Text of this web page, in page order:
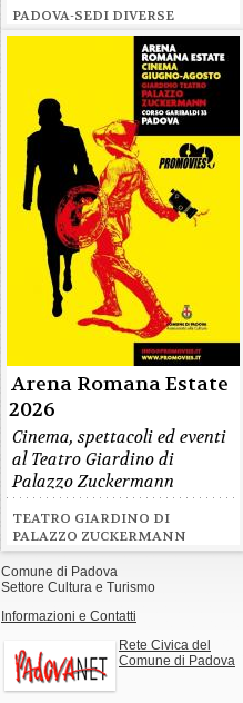
PADOVA-SEDI DIVERSE
Arena Romana Estate
2026
Cinema, spettacoli ed eventi
al Teatro Giardino di
Palazzo Zuckermann
TEATRO GIARDINO DI
PALAZZO ZUCKERMANN
Comune di Padova
Settore Cultura e Turismo
Informazioni e Contatti
Rete Civica del
Comune di Padova